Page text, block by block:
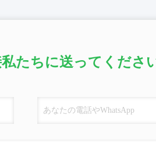
たちに送ってくださ